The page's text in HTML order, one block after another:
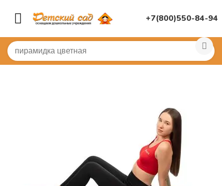
+7(800)550-84-94
Главная / СПОРТИВНЫЙ ЗАЛ Детский Спортивный